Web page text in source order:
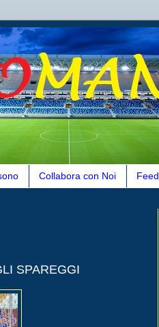
Collabora con Noi Feed
SPAREGGI